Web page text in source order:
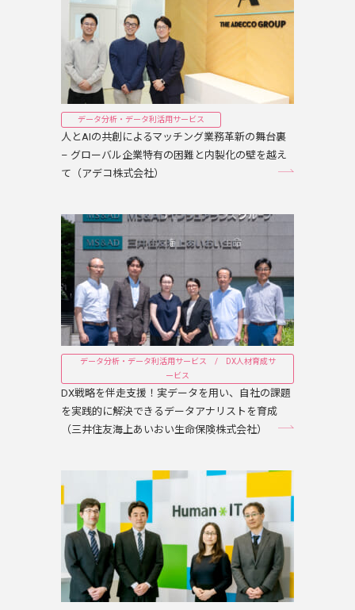
データ分析・データ利活用サービス
人とAIの共創によるマッチング業務革新の舞台裏
– グローバル企業特有の困難と内製化の壁を越え
て（アデコ株式会社）
データ分析・データ利活用サービス / DX人材育成サ
ービス
DX戦略を伴走支援！実データを用い、自社の課題
を実践的に解決できるデータアナリストを育成
（三井住友海上あいおい生命保険株式会社）